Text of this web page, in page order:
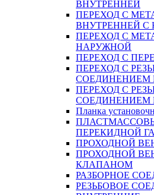
ВНУТРЕННЕЙ
ПЕРЕХОД С
ВНУТРЕННЕЙ С
ПЕРЕХОД С
НАРУЖНОЙ
ПЕРЕХОД С
ПЕРЕХОД С
СОЕДИНЕНИЕМ
ПЕРЕХОД С
Планка
ПЕРЕКИДНОЙ
ПРОХОДНОЙ
ПРОХОДНОЙ
КЛАПАНОМ
РАЗБОРНОЕ
РЕЗЬБОВОЕ